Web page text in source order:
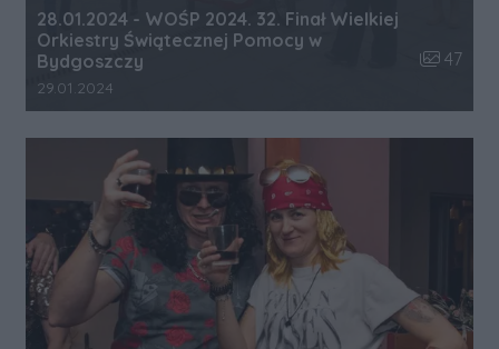
28.01.2024 - WOŚP 2024. 32. Finał Wielkiej
Orkiestry Świątecznej Pomocy w
Bydgoszczy
Liczba
47
Data dodania galerii:
29.01.2024